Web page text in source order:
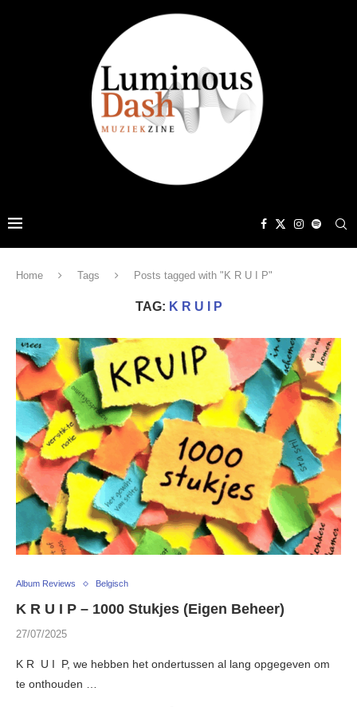
Home Tags Posts tagged with "K R U I P"
TAG: K R U I P
Album Reviews Belgisch
K R U I P – 1000 Stukjes (Eigen Beheer)
27/07/2025
K R U I P, we hebben het ondertussen al lang opgegeven om
te onthouden …